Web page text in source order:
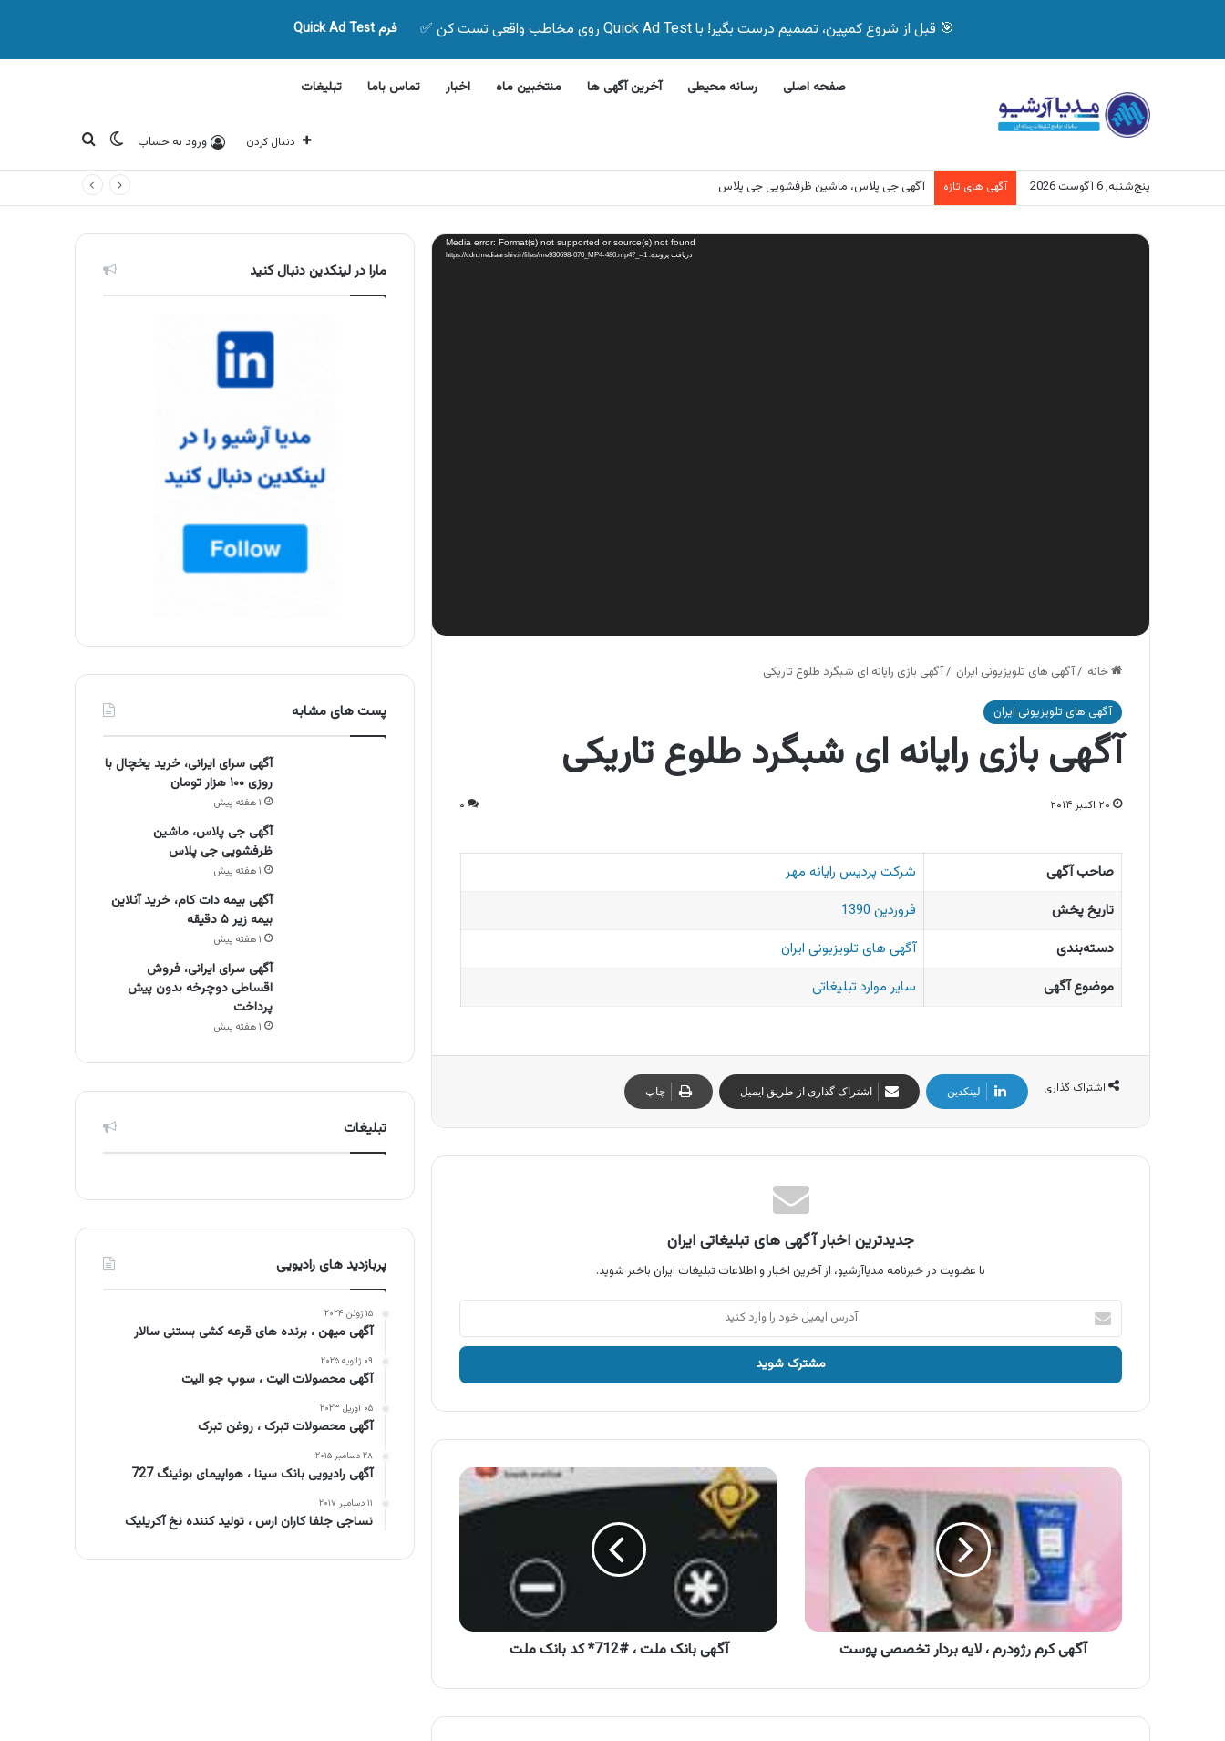
🎯 قبل از شروع کمپین، تصمیم درست بگیر! با Quick Ad Test روی مخاطب واقعی تست کن ✅ فرم Quick Ad Test
صفحه اصلی رسانه محیطی آخرین آگهی ها منتخبین ماه اخبار تماس باما تبلیغات
دنبال کردن ورود به حساب تغییر پوسته
جستجو برای
پنج‌شنبه, 6 آگوست 2026 آگهی های تازه آگهی جی پلاس، ماشین ظرفشویی جی پلاس
نمایشگر
ویدیو Media error: Format(s) not supported or source(s) not found
دریافت پرونده: https://cdn.mediaarshiv.ir/files/me930698-070_MP4-480.mp4?_=1
خانه /آگهی های تلویزیونی ایران /آگهی بازی رایانه ای شبگرد طلوع تاریکی
آگهی های تلویزیونی ایران
آگهی بازی رایانه ای شبگرد طلوع تاریکی
۲۰ اکتبر ۲۰۱۴ ۰
صاحب آگهی
شرکت پردیس رایانه مهر
تاریخ پخش
فروردین 1390
دسته‌بندی
آگهی های تلویزیونی ایران
موضوع آگهی
سایر موارد تبلیغاتی
اشتراک گذاری لینکدین اشتراک گذاری از طریق ایمیل چاپ
جدیدترین اخبار آگهی های تبلیغاتی ایران
با عضویت در خبرنامه مدیاآرشیو، از آخرین اخبار و اطلاعات تبلیغات ایران باخبر شوید.
آدرس
ایمیل
خود
وارد
آگهی
تخصصی
پوست
آگهی کرم رژودرم ، لایه بردار تخصصی پوست
آگهی
بانک
ملت
آگهی بانک ملت ، #712* کد بانک ملت
مارا در لینکدین دنبال کنید
پست های مشابه
آگهی سرای ایرانی، خرید یخچال با
روزی ۱۰۰ هزار تومان
۱ هفته پیش
آگهی جی پلاس، ماشین
ظرفشویی جی پلاس
۱ هفته پیش
آگهی بیمه دات کام، خرید آنلاین
بیمه زیر ۵ دقیقه
۱ هفته پیش
آگهی سرای ایرانی، فروش
اقساطی دوچرخه بدون پیش
پرداخت
۱ هفته پیش
تبلیغات
پربازدید های رادیویی
۱۵ ژوئن ۲۰۲۴
آگهی میهن ، برنده های قرعه کشی بستنی سالار
۰۹ ژانویه ۲۰۲۵
آگهی محصولات الیت ، سوپ جو الیت
۰۵ آوریل ۲۰۲۳
آگهی محصولات تبرک ، روغن تبرک
۲۸ دسامبر ۲۰۱۵
آگهی رادیویی بانک سینا ، هواپیمای بوئینگ 727
۱۱ دسامبر ۲۰۱۷
نساجی جلفا کاران ارس ، تولید کننده نخ آکریلیک